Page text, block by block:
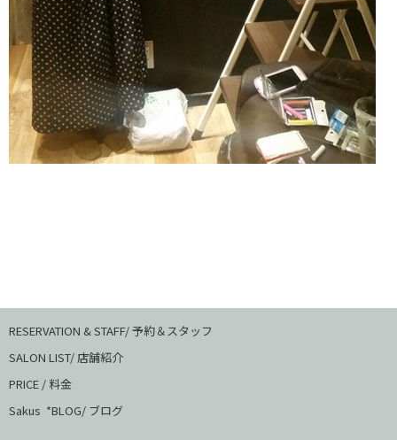
RESERVATION & STAFF/ 予約＆スタッフ
SALON LIST/ 店舗紹介
PRICE / 料金
Sakus *BLOG/ ブログ